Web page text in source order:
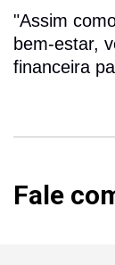
"Assim
bem-estar,
financeira
Fale